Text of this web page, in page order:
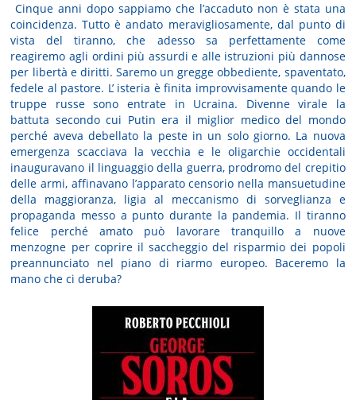
Cinque anni dopo sappiamo che l’accaduto non è stata una
coincidenza. Tutto è andato meravigliosamente, dal punto di
vista del tiranno, che adesso sa perfettamente come
reagiremo agli ordini più assurdi e alle istruzioni più dannose
per libertà e diritti. Saremo un gregge obbediente, spaventato,
fedele al pastore. L’ isteria è finita improvvisamente quando le
truppe russe sono entrate in Ucraina. Divenne virale la
battuta secondo cui Putin era il miglior medico del mondo
perché aveva debellato la peste in un solo giorno. La nuova
emergenza scacciava la vecchia e le oligarchie occidentali
inauguravano il linguaggio della guerra, prodromo del crepitio
delle armi, affinavano l’apparato censorio nella mansuetudine
della maggioranza, ligia al meccanismo di sorveglianza e
propaganda messo a punto durante la pandemia. Il tiranno
felice perché amato può lavorare tranquillo a nuove
menzogne per coprire il saccheggio del risparmio dei popoli
preannunciato nel piano di riarmo europeo. Baceremo la
mano che ci deruba?